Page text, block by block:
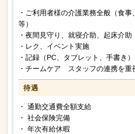
・ご利用者様の介護業務全般（食
等）
・夜間見守り、就寝介助、起床介助
・レク、イベント実施
・記録（PC、タブレット、手書き）
・チームケア スタッフの連携を重
待遇
・ 通勤交通費全額支給
・ 社会保険完備
・ 年次有給休暇